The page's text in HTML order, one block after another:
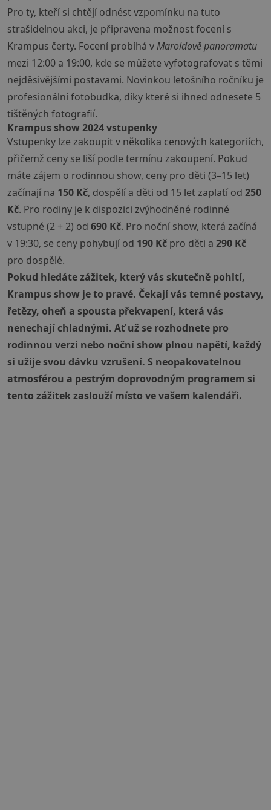
Pro ty, kteří si chtějí odnést vzpomínku na tuto
strašidelnou akci, je připravena možnost focení s
Krampus čerty. Focení probíhá vMaroldově panoramatu
mezi 12:00 a 19:00, kde se můžete vyfotografovat s těmi
nejděsivějšími postavami. Novinkou letošního ročníku je
profesionální fotobudka, díky které si ihned odnesete 5
tištěných fotografií.
Krampus show 2024 vstupenky
Vstupenky lze zakoupit v několika cenových kategoriích,
přičemž ceny se liší podle termínu zakoupení. Pokud
máte zájem o rodinnou show, ceny pro děti (3–15 let)
začínají na 150 Kč, dospělí a děti od 15 let zaplatí od 250
Kč. Pro rodiny je k dispozici zvýhodněné rodinné
vstupné (2 + 2) od 690 Kč. Pro noční show, která začíná
v 19:30, se ceny pohybují od 190 Kč pro děti a 290 Kč
pro dospělé.
Pokud hledáte zážitek, který vás skutečně pohltí,
Krampus show je to pravé. Čekají vás temné postavy,
řetězy, oheň a spousta překvapení, která vás
nenechají chladnými. Ať už se rozhodnete pro
rodinnou verzi nebo noční show plnou napětí, každý
si užije svou dávku vzrušení. S neopakovatelnou
atmosférou a pestrým doprovodným programem si
tento zážitek zaslouží místo ve vašem kalendáři.